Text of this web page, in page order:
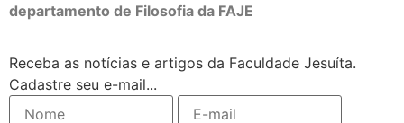
departamento de Filosofia da FAJE
Receba as notícias e artigos da Faculdade Jesuíta.
Cadastre seu e-mail...